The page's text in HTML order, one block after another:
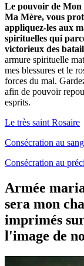
Le pouvoir de Mon
Ma Mère, vous
appliquez-les aux
spirituelles qui
victorieux des
armure spirituelle
mes blessures et le
forces du mal.
afin de pouvoir
esprits.
Le très saint Rosaire
Consécration au
Consécration au
Armée
sera mon
imprimés
l'image de